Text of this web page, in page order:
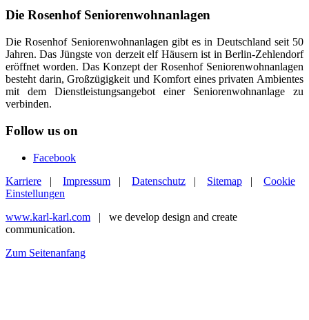
Die Rosenhof Seniorenwohnanlagen
Die Rosenhof Seniorenwohnanlagen gibt es in Deutschland seit 50
Jahren. Das Jüngste von derzeit elf Häusern ist in Berlin-Zehlendorf
eröffnet worden. Das Konzept der Rosenhof Seniorenwohnanlagen
besteht darin, Großzügigkeit und Komfort eines privaten Ambientes
mit dem Dienstleistungsangebot einer Seniorenwohnanlage zu
verbinden.
Follow us on
Facebook
Karriere | Impressum | Datenschutz | Sitemap | Cookie
Einstellungen
www.karl-karl.com | we develop design and create
communication.
Zum Seitenanfang